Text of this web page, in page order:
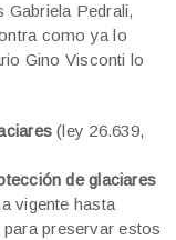
Gabriela Pedrali,
como ya lo
Gino Visconti lo
(ley 26.639,
de glaciares
vigente hasta
preservar estos